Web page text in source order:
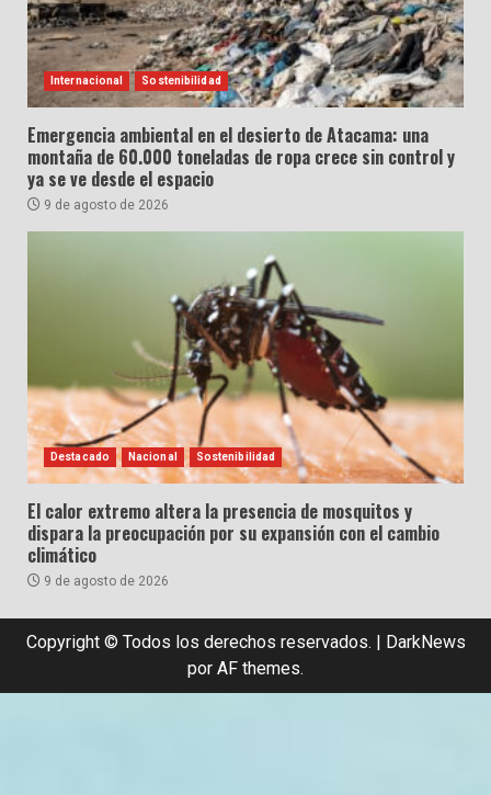
Internacional Sostenibilidad
Emergencia ambiental en el desierto de Atacama: una
montaña de 60.000 toneladas de ropa crece sin control y
ya se ve desde el espacio
9 de agosto de 2026
Destacado Nacional Sostenibilidad
El calor extremo altera la presencia de mosquitos y
dispara la preocupación por su expansión con el cambio
climático
9 de agosto de 2026
Copyright © Todos los derechos reservados. | DarkNews
por AF themes.